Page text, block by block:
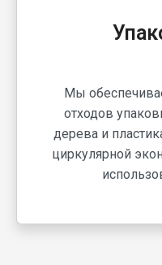
Мы
отходов
дерева и
циркулярной